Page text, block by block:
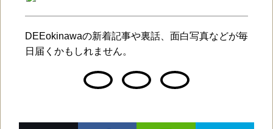
DEEokinawaの新着記事や裏話、面白写真などが毎
日届くかもしれません。